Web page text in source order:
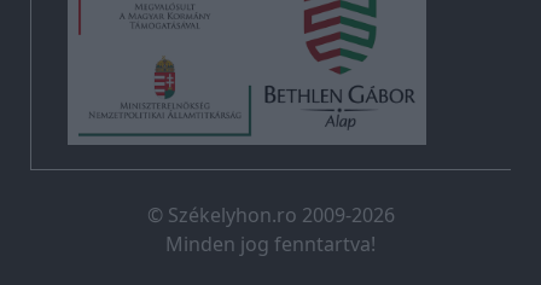
© Székelyhon.ro 2009-2026
Minden jog fenntartva!